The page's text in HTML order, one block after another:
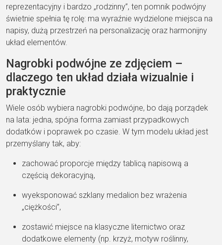
reprezentacyjny i bardzo „rodzinny”, ten pomnik podwójny
świetnie spełnia tę rolę: ma wyraźnie wydzielone miejsca na
napisy, dużą przestrzeń na personalizację oraz harmonijny
układ elementów.
Nagrobki podwójne ze zdjęciem –
dlaczego ten układ działa wizualnie i
praktycznie
Wiele osób wybiera nagrobki podwójne, bo dają porządek
na lata: jedna, spójna forma zamiast przypadkowych
dodatków i poprawek po czasie. W tym modelu układ jest
przemyślany tak, aby:
zachować proporcje między tablicą napisową a
częścią dekoracyjną,
wyeksponować szklany medalion bez wrażenia
„ciężkości”,
zostawić miejsce na klasyczne liternictwo oraz
dodatkowe elementy (np. krzyż, motyw roślinny,